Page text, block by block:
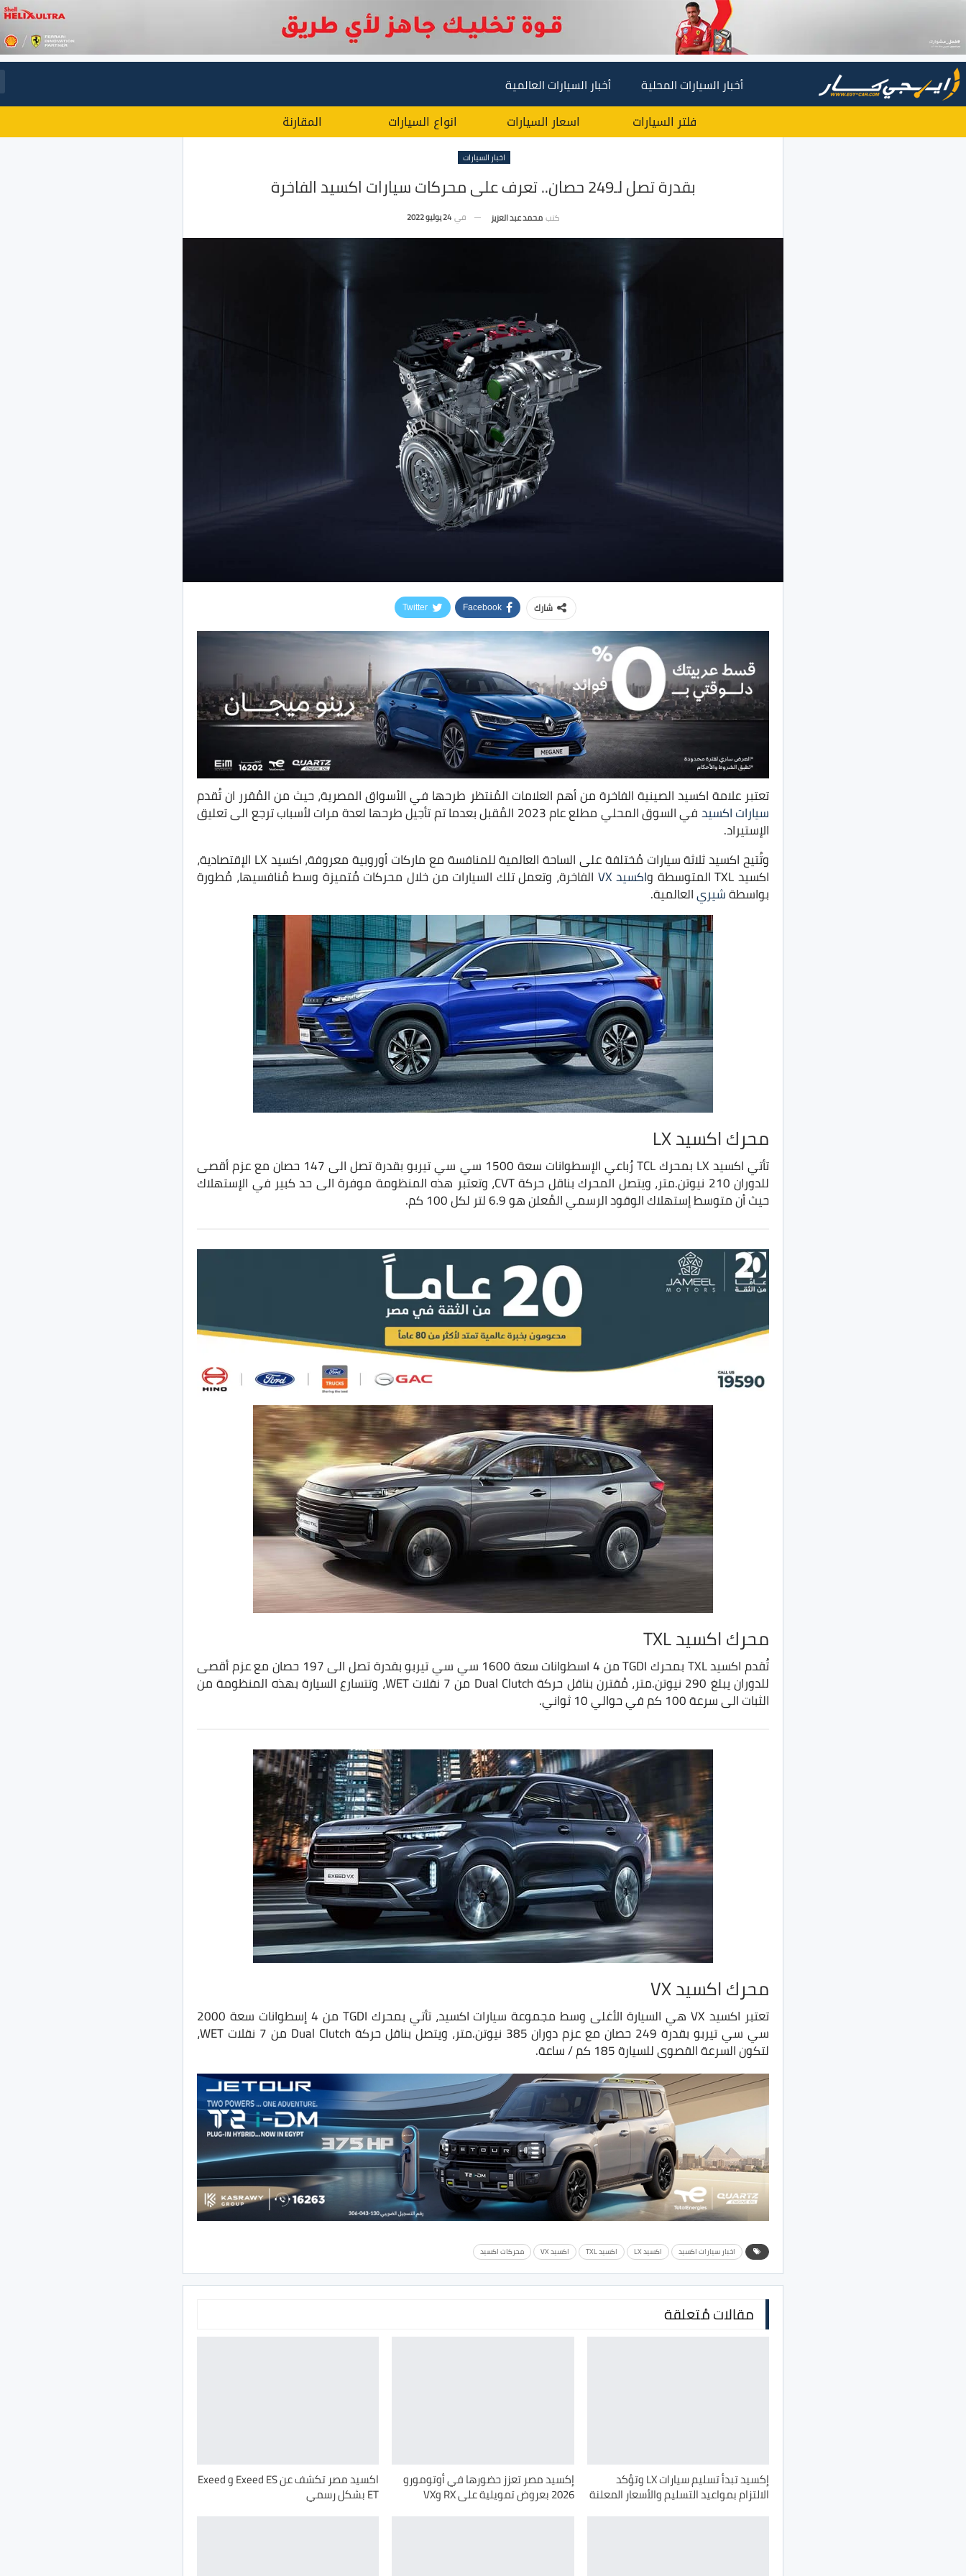
أخبار السيارات المحلية أخبار السيارات العالمية
فلتر السيارات اسعار السيارات انواع السيارات المقارنة
اخبار السيارات
بقدرة تصل لـ249 حصان.. تعرف على محركات سيارات اكسيد الفاخرة
كتب محمد عبد العزيز في 24 يوليو 2022
شارك Facebook
Twitter
تعتبر علامة اكسيد الصينية الفاخرة من أهم العلامات المُنتظر طرحها في الأسواق المصرية، حيث من المُقرر ان تُقدم
سيارات اكسيد في السوق المحلي مطلع عام 2023 المُقبل بعدما تم تأجيل طرحها لعدة مرات لأسباب ترجع الى تعليق
الإستيراد.
وتُتيح اكسيد ثلاثة سيارات مُختلفة على الساحة العالمية للمنافسة مع ماركات أوروبية معروفة، اكسيد LX الإقتصادية،
اكسيد TXL المتوسطة و اكسيد VX الفاخرة، وتعمل تلك السيارات من خلال محركات مُتميزة وسط مُنافسيها، مُطورة
بواسطةشيريالعالمية.
محرك اكسيد LX
تأتي اكسيد LX بمحرك TCL رُباعي الإسطوانات سعة 1500 سي سي تيربو بقدرة تصل الى 147 حصان مع عزم أقصى
للدوران 210 نيوتن.متر، ويتصل المحرك بناقل حركة CVT، وتعتبر هذه المنظومة موفرة الى حد كبير في الإستهلاك
حيث أن متوسط إستهلاك الوقود الرسمي المُعلن هو 6.9 لتر لكل 100 كم.
محرك اكسيد TXL
تُقدم اكسيد TXL بمحرك TGDI من 4 اسطوانات سعة 1600 سي سي تيربو بقدرة تصل الى 197 حصان مع عزم أقصى
للدوران يبلغ 290 نيوتن.متر، مُقترن بناقل حركة Dual Clutch من 7 نقلات WET، وتتسارع السيارة بهذه المنظومة من
الثبات الى سرعة 100 كم في حوالي 10 ثواني.
محرك اكسيد VX
تعتبر اكسيد VX هي السيارة الأغلى وسط مجموعة سيارات اكسيد، تأتي بمحرك TGDI من 4 إسطوانات سعة 2000
سي سي تيربو بقدرة 249 حصان مع عزم دوران 385 نيوتن.متر، ويتصل بناقل حركة Dual Clutch من 7 نقلات WET،
لتكون السرعة القصوى للسيارة 185 كم / ساعة.
اخبار سيارات اكسيد اكسيد LX اكسيد TXL اكسيد VX محركات اكسيد
مقالات مُتعلقة
إكسيد تبدأ تسليم سيارات LX وتؤكد
الالتزام بمواعيد التسليم والأسعار المعلنة
إكسيد مصر تعزز حضورها في أوتومورو
2026 بعروض تمويلية على RX وVX
اكسيد مصر تكشف عن Exeed ES و Exeed
ET بشكل رسمي